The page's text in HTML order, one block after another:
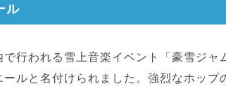
ル
で行われる雪上音楽イベント「豪雪ジャ
ールと名付けられました。強烈なホップ